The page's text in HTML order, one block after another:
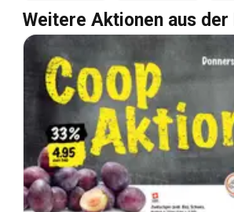
Weitere Aktionen aus der